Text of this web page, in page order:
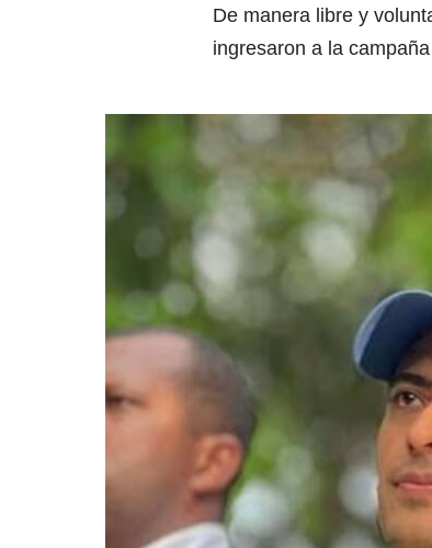
De manera libre y
ingresaron a la